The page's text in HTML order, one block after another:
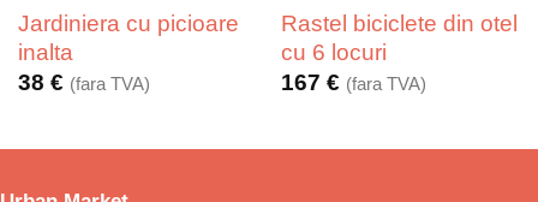
Jardiniera cu picioare
inalta
38 € (fara TVA)
Rastel biciclete din otel
cu 6 locuri
167 € (fara TVA)